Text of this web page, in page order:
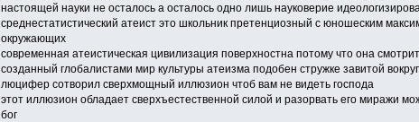
настоящей науки не осталось а осталось одно лишь науковерие
среднестатистический атеист это школьник претенциозный с юношеским
окружающих
современная атеистическая цивилизация поверхностна потому что она
созданный глобалистами мир культуры атеизма подобен стружке завитой
люцифер сотворил сверхмощный иллюзион чтоб вам не видеть господа
этот иллюзион обладает сверхъестественной силой и разорвать его миражи
бог